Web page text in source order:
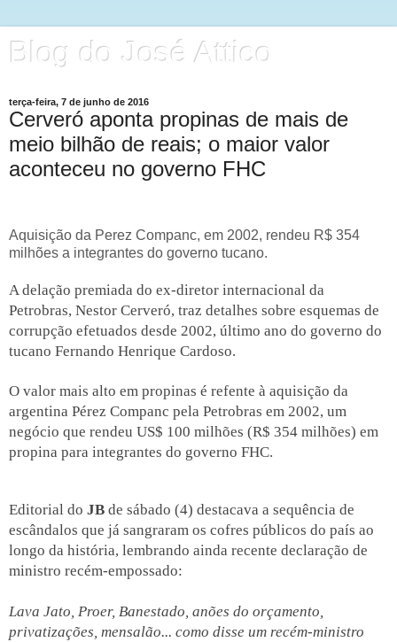
Blog do José Attico
terça-feira, 7 de junho de 2016
Cerveró aponta propinas de mais de
meio bilhão de reais; o maior valor
aconteceu no governo FHC
Aquisição da Perez Companc, em 2002, rendeu R$ 354
milhões a integrantes do governo tucano.
A delação premiada do ex-diretor internacional da
Petrobras, Nestor Cerveró, traz detalhes sobre esquemas de
corrupção efetuados desde 2002, último ano do governo do
tucano Fernando Henrique Cardoso.
O valor mais alto em propinas é refente à aquisição da
argentina Pérez Companc pela Petrobras em 2002, um
negócio que rendeu US$ 100 milhões (R$ 354 milhões) em
propina para integrantes do governo FHC.
Editorial do JB de sábado (4) destacava a sequência de
escândalos que já sangraram os cofres públicos do país ao
longo da história, lembrando ainda recente declaração de
ministro recém-empossado:
Lava Jato, Proer, Banestado, anões do orçamento,
privatizações, mensalão... como disse um recém-ministro